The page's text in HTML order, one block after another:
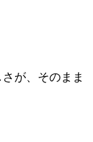
が、そのまま